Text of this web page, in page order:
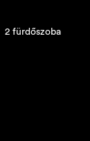
2 fürdőszoba